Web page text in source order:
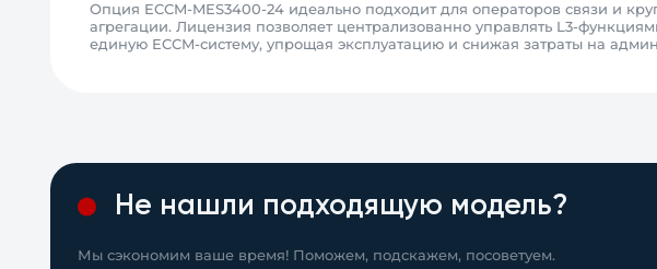
Опция ECCM-MES3400-24 идеально подходит для операторов связи и
агрегации. Лицензия позволяет централизованно управлять L3-
единую ECCM-систему, упрощая эксплуатацию и снижая затраты на
Не нашли подходящую модель?
Мы сэкономим ваше время! Поможем, подскажем, посоветуем.